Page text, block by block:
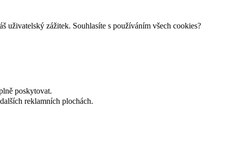
uživatelský zážitek. Souhlasíte s používáním všech cookies?
poskytovat.
reklamních plochách.